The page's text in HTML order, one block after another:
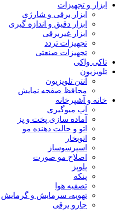
ابزار و تجهیزات
ابزار برقی و شارژی
ابزار دقیق و اندازه گیری
ابزار غیربرقی
تجهیزات تردد
تجهیزات صنعتی
تاکی واکی
تلویزیون
آنتن تلویزیون
محافظ صفحه نمایش
خانه و آشپرخانه
آب میوگیری
آماده سازی پخت و پز
اتو و حالت دهنده مو
اتوبخار
اسپرسوساز
اصلاح مو صورت
پلوپز
پنکه
تصفیه هوا
تهویه، سرمایش و گرمایش
جارو برقی